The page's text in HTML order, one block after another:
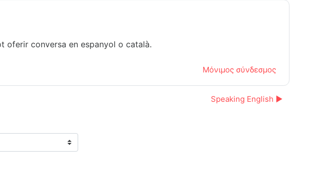
oferir conversa en espanyol o català.
Μόνιμος σύνδεσμος
Speaking English ▶︎